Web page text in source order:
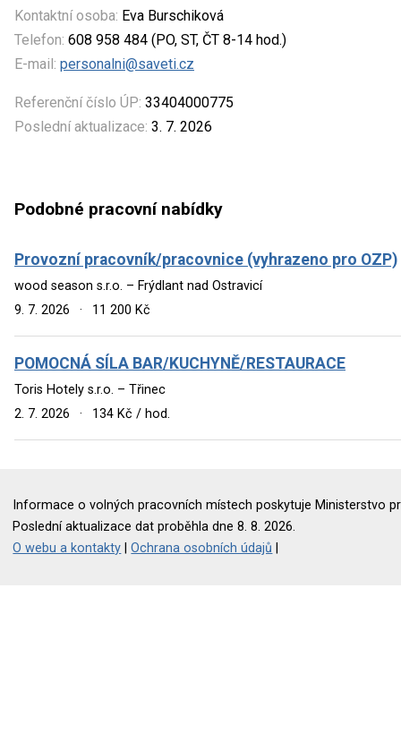
Kontaktní osoba: Eva Burschiková
Telefon: 608 958 484 (PO, ST, ČT 8-14 hod.)
E-mail: personalni@saveti.cz
Referenční číslo ÚP: 33404000775
Poslední aktualizace: 3. 7. 2026
Podobné pracovní nabídky
Provozní pracovník/pracovnice (vyhrazeno pro OZP)
wood season s.r.o. – Frýdlant nad Ostravicí
9. 7. 2026
· 11 200 Kč
POMOCNÁ SÍLA BAR/KUCHYNĚ/RESTAURACE
Toris Hotely s.r.o. – Třinec
2. 7. 2026
· 134 Kč / hod.
Informace o volných pracovních místech poskytuje Ministerstvo
Poslední aktualizace dat proběhla dne 8. 8. 2026.
O webu a kontakty |Ochrana osobních údajů